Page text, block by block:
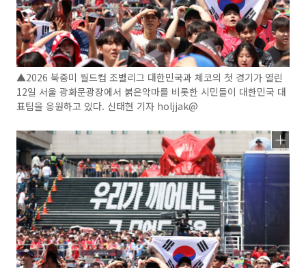
▲2026 북중미 월드컵 조별리그 대한민국과 체코의 첫 경기가 열린
12일 서울 광화문광장에서 붉은악마를 비롯한 시민들이 대한민국 대
표팀을 응원하고 있다. 신태현 기자 holjjak@